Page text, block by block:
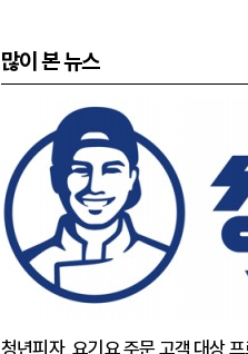
많이 본 뉴스
청년피자, 요기요 주문 고객 대상